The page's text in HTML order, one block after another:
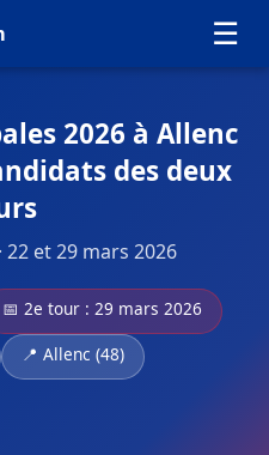
☰
2026 à Allenc
des deux
22 et 29 mars 2026
📅 2e tour : 29 mars 2026
📍 Allenc (48)